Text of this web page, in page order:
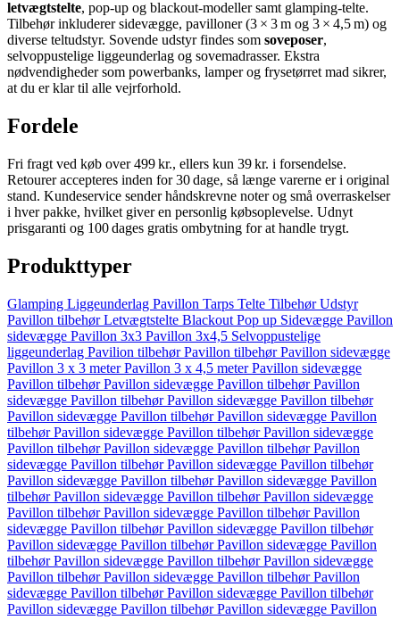
letvægtstelte, pop‑up og blackout‑modeller samt glamping‑telte.
Tilbehør inkluderer sidevægge, pavilloner (3 × 3 m og 3 × 4,5 m) og
diverse teltudstyr. Sovende udstyr findes som soveposer,
selvoppustelige liggeunderlag og sovemadrasser. Ekstra
nødvendigheder som powerbanks, lamper og frysetørret mad sikrer,
at du er klar til alle vejrforhold.
Fordele
Fri fragt ved køb over 499 kr., ellers kun 39 kr. i forsendelse.
Retourer accepteres inden for 30 dage, så længe varerne er i original
stand. Kundeservice sender håndskrevne noter og små overraskelser
i hver pakke, hvilket giver en personlig købsoplevelse. Udnyt
prisgaranti og 100 dages gratis ombytning for at handle trygt.
Produkttyper
Glamping Liggeunderlag Pavillon Tarps Telte TilbehørUdstyr
Pavillon tilbehørLetvægtstelte Blackout Pop up Sidevægge Pavillon
sidevægge Pavillon 3x3 Pavillon 3x4,5 Selvoppustelige
liggeunderlag Pavilion tilbehørPavillon tilbehørPavillon sidevægge
Pavillon 3 x 3 meterPavillon 3 x 4,5 meterPavillon sidevægge
Pavillon tilbehørPavillon sidevægge Pavillon tilbehørPavillon
sidevægge Pavillon tilbehørPavillon sidevægge Pavillon tilbehør
Pavillon sidevægge Pavillon tilbehørPavillon sidevægge Pavillon
tilbehørPavillon sidevægge Pavillon tilbehørPavillon sidevægge
Pavillon tilbehørPavillon sidevægge Pavillon tilbehørPavillon
sidevægge Pavillon tilbehørPavillon sidevægge Pavillon tilbehør
Pavillon sidevægge Pavillon tilbehørPavillon sidevægge Pavillon
tilbehørPavillon sidevægge Pavillon tilbehørPavillon sidevægge
Pavillon tilbehørPavillon sidevægge Pavillon tilbehørPavillon
sidevægge Pavillon tilbehørPavillon sidevægge Pavillon tilbehør
Pavillon sidevægge Pavillon tilbehørPavillon sidevægge Pavillon
tilbehørPavillon sidevægge Pavillon tilbehørPavillon sidevægge
Pavillon tilbehørPavillon sidevægge Pavillon tilbehørPavillon
sidevægge Pavillon tilbehørPavillon sidevægge Pavillon tilbehør
Pavillon sidevægge Pavillon tilbehørPavillon sidevægge Pavillon